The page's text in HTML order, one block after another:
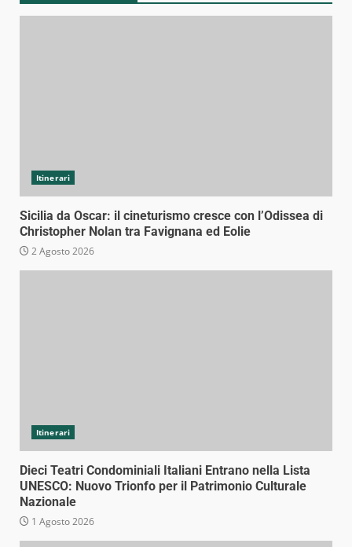
Itinerari
Sicilia da Oscar: il cineturismo cresce con l’Odissea di
Christopher Nolan tra Favignana ed Eolie
2 Agosto 2026
Itinerari
Dieci Teatri Condominiali Italiani Entrano nella Lista
UNESCO: Nuovo Trionfo per il Patrimonio Culturale
Nazionale
1 Agosto 2026